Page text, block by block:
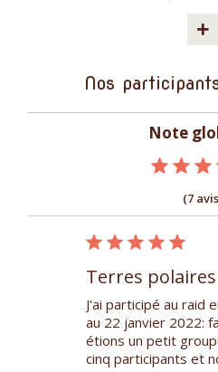
+
Nos
Note
(7
Terres polaires
J'ai participé au raid
au 22 janvier 2022:
étions un petit
cinq participants et